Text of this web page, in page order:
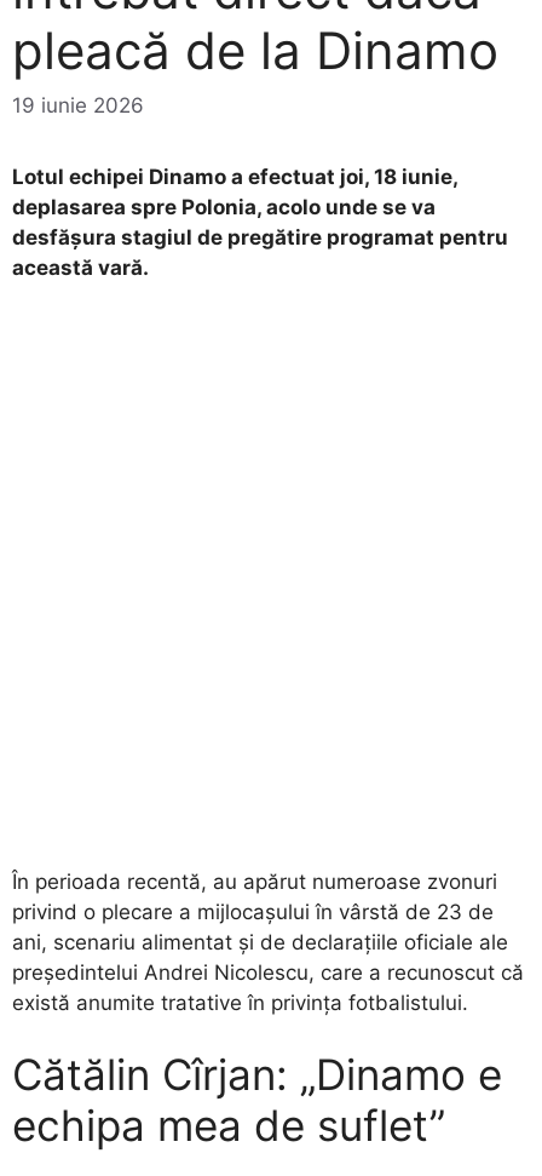
pleacă de la Dinamo
19 iunie 2026
Lotul echipei Dinamo a efectuat joi, 18 iunie,
deplasarea spre Polonia, acolo unde se va
desfășura stagiul de pregătire programat pentru
această vară.
​În perioada recentă, au apărut numeroase zvonuri
privind o plecare a mijlocașului în vârstă de 23 de
ani, scenariu alimentat și de declarațiile oficiale ale
președintelui Andrei Nicolescu, care a recunoscut că
există anumite tratative în privința fotbalistului.
Cătălin Cîrjan: „Dinamo e
echipa mea de suflet”